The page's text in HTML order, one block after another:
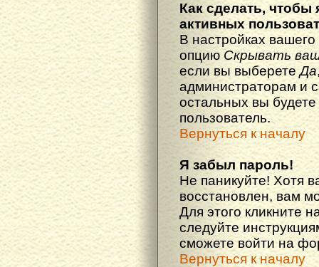
Как сделать, чтобы
активных
В настройках
опцию Скрывать
если вы выберетеДа
администраторам и
остальных вы
пользователь.
Вернуться к началу
Я забыл пароль!
Не паникуйте! Хотя
восстановлен, вам
Для этого кликните
следуйте
сможете войти на
Вернуться к началу